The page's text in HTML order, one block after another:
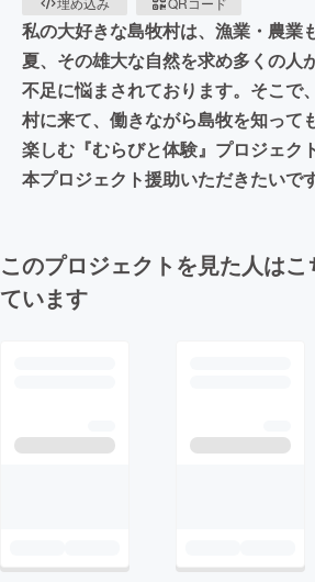
私の大好きな島牧村は、漁業・農業
夏、その雄大な自然を求め多くの人
不足に悩まされております。そこで
村に来て、働きながら島牧を知って
楽しむ『むらびと体験』プロジェク
本プロジェクト援助いただきたいで
このプロジェクトを見た人は
ています